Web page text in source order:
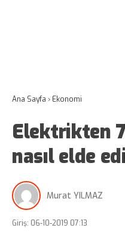
Ana Sayfa › Ekonomi
Elektrikten
nasıl elde
Murat YILMAZ
Giriş: 06-10-2019 07:13